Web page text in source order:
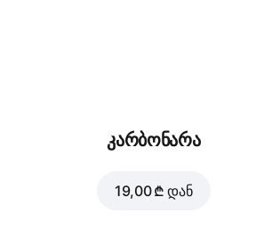
კარბონარა
19,00 ₾ დან